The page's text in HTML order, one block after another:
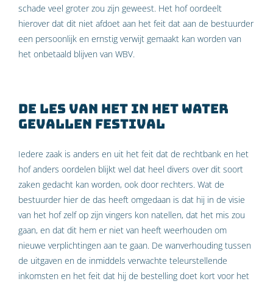
schade veel groter zou zijn geweest. Het hof oordeelt
hierover dat dit niet afdoet aan het feit dat aan de bestuurder
een persoonlijk en ernstig verwijt gemaakt kan worden van
het onbetaald blijven van WBV.
De les van het in het water
gevallen festival
Iedere zaak is anders en uit het feit dat de rechtbank en het
hof anders oordelen blijkt wel dat heel divers over dit soort
zaken gedacht kan worden, ook door rechters. Wat de
bestuurder hier de das heeft omgedaan is dat hij in de visie
van het hof zelf op zijn vingers kon natellen, dat het mis zou
gaan, en dat dit hem er niet van heeft weerhouden om
nieuwe verplichtingen aan te gaan. De wanverhouding tussen
de uitgaven en de inmiddels verwachte teleurstellende
inkomsten en het feit dat hij de bestelling doet kort voor het